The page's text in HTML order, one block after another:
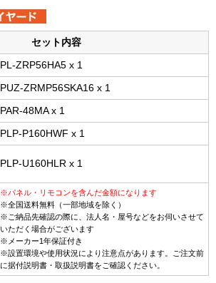
セット内容
PL-ZRP56HA5 x 1
PUZ-ZRMP56SKA16 x 1
PAR-48MA x 1
PLP-P160HWF x 1
PLP-U160HLR x 1
※パネル・リモコンを含んだ金額になります
※全国送料無料（一部地域を除く）
※ご納品先確認の際に、法人名・屋号などをお伺いさせて
いただく場合がございます
※メーカー1年保証付き
※設置環境や使用状況により注意点があります。ご注文前
に据付説明書・取扱説明書をご確認ください。